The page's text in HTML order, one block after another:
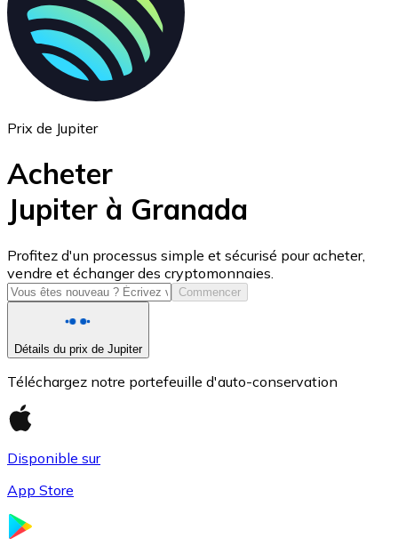
ETH
USD Coin
USDC
Prix de Jupiter
Acheter
Jupiter à Granada
Profitez d'un processus simple et sécurisé pour acheter,
vendre et échanger des cryptomonnaies.
Commencer
Détails du prix de Jupiter
Téléchargez notre portefeuille d'auto-conservation
Disponible sur
App Store